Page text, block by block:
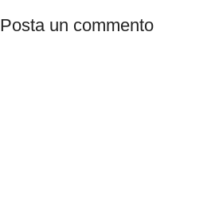
Posta un commento